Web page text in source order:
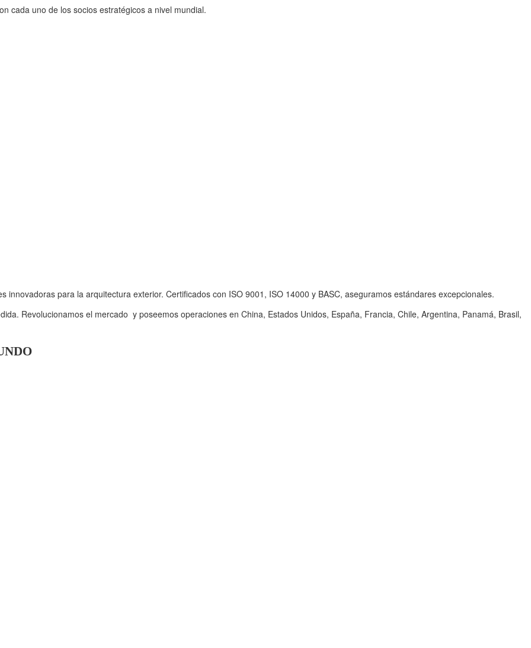
cada uno de los socios estratégicos a nivel mundial.
para la arquitectura exterior. Certificados con ISO 9001, ISO 14000 y BASC, aseguramos estándares excepcionales.
Revolucionamos el mercado y poseemos operaciones en China, Estados Unidos, España, Francia, Chile, Argentina, Panamá, Brasil,